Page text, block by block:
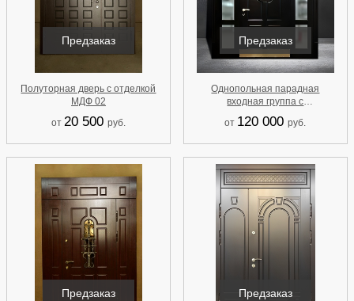
Предзаказ
Полуторная дверь с отделкой
МДФ 02
от 20 500 руб.
Предзаказ
Однопольная парадная
входная группа с
МДФ, остеклением, отбойником
от 120 000руб.
Предзаказ Предзаказ